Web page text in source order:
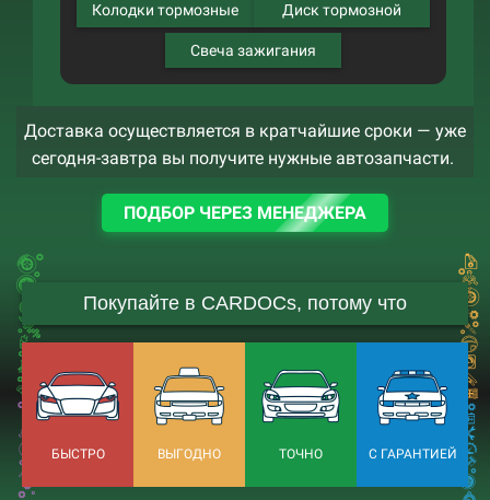
Колодки тормозные Диск тормозной
Свеча зажигания
Доставка осуществляется в кратчайшие сроки — уже
сегодня-завтра вы получите нужные автозапчасти.
ПОДБОР ЧЕРЕЗ МЕНЕДЖЕРА
Покупайте в CARDOCs, потому что
БЫСТРО ВЫГОДНО ТОЧНО С ГАРАНТИЕЙ